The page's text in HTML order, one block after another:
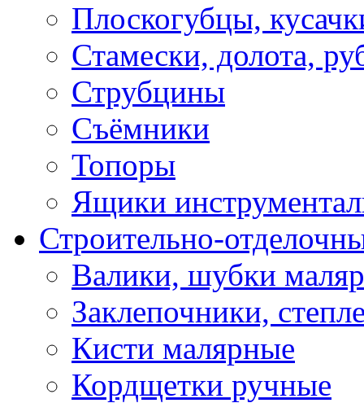
Плоскогубцы,
Стамески, долота,
Струбцины
Съёмники
Топоры
Ящики
Строительно-
Валики, шубки
Заклепочники,
Кисти малярные
Кордщетки ручные